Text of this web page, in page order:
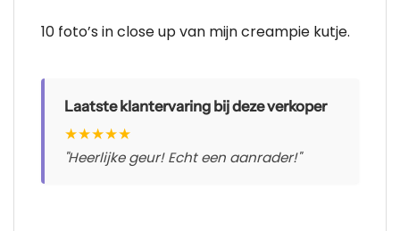
10 foto’s in close up van mijn creampie kutje.
Laatste klantervaring bij deze verkoper
★★★★★
"Heerlijke geur! Echt een aanrader!"